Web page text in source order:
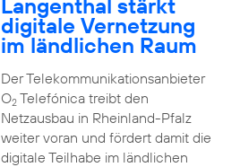
Langenthal stärkt
digitale Vernetzung
im ländlichen Raum
Der Telekommunikationsanbieter
O2Telefónica treibt den
Netzausbau in Rheinland-Pfalz
weiter voran und fördert damit die
digitale Teilhabe im ländlichen